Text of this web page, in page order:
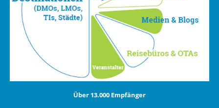
Über 13.000 Empfänger